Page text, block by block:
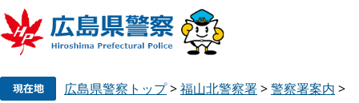
広島県警察トップ>福山北警察署>警察署案内 >